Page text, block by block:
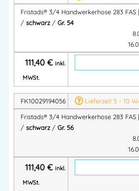
Innenausbau
Schreiner & Tischler
Service & Werkstatt
3/4 Handwerker-Piratenhose aus
mit CORDURA®-Hängetaschen und
warme Arbeitstage.
Artikelnummer:FK100291 Kategorien:
Fristads FAS,Berufsbekleidung,
workwear ,FRISTADS® workwear
Fristads® 3/4 Handwerkerhose 283
/ schwarz/ Gr. 54
111,40 € inkl.
MWSt.
FK10029194056
Lieferzeit 5 - 10
Fristads® 3/4 Handwerkerhose 283
/ schwarz/ Gr. 56
111,40 € inkl.
MWSt.